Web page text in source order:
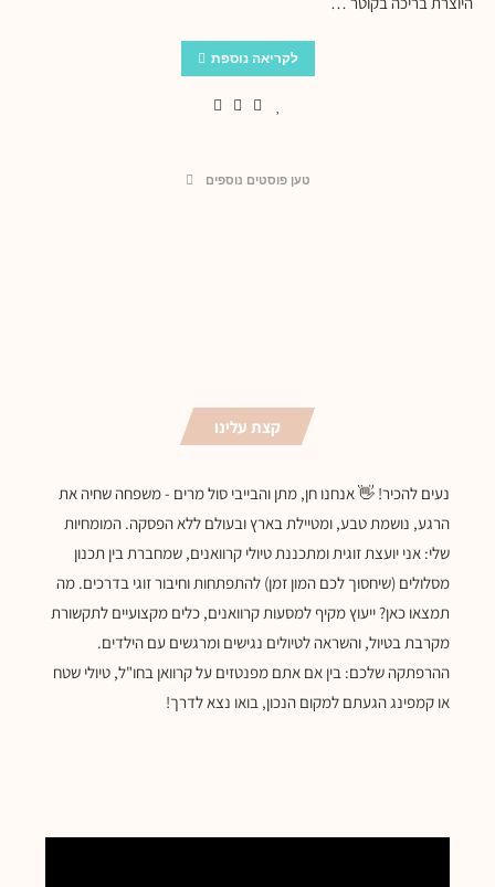
לקריאה נוספת
טען פוסטים נוספים
קצת עלינו
נעים להכיר! 👋 אנחנו חן, מתן והבייבי סול מרים - משפחה שחיה את
הרגע, נושמת טבע, ומטיילת בארץ ובעולם ללא הפסקה. המומחיות
שלי: אני יועצת זוגית ומתכננת טיולי קרוואנים, שמחברת בין תכנון
מסלולים (שיחסוך לכם המון זמן) להתפתחות וחיבור זוגי בדרכים. מה
תמצאו כאן? ייעוץ מקיף למסעות קרוואנים, כלים מקצועיים לתקשורת
מקרבת בטיול, והשראה לטיולים נגישים ומרגשים עם הילדים.
ההרפתקה שלכם: בין אם אתם מפנטזים על קרוואן בחו"ל, טיולי שטח
או קמפינג הגעתם למקום הנכון, בואו נצא לדרך!